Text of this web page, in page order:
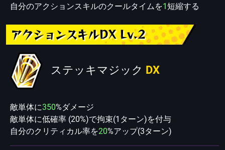
自分のアクションスキルのクールタイムを1 短縮する
アクションスキルDX Lv.2
ステッキマジック DX
敵単体に350%ダメージ
敵単体に低確率 (20%)で拘束(1ターン)を付与
自分のクリティカル率を20%アップ(3ターン)